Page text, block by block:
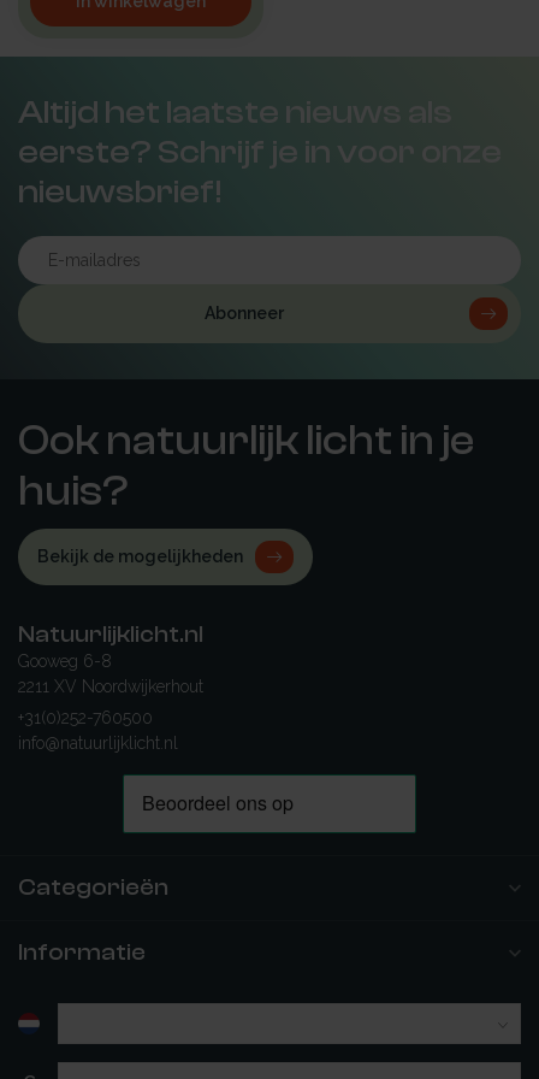
Altijd het laatste nieuws als
eerste? Schrijf je in voor onze
nieuwsbrief!
Abonneer
Ook natuurlijk licht in je
huis?
Bekijk de mogelijkheden
Natuurlijklicht.nl
Gooweg 6-8
2211 XV Noordwijkerhout
+31(0)252-760500
info@natuurlijklicht.nl
Categorieën
Informatie